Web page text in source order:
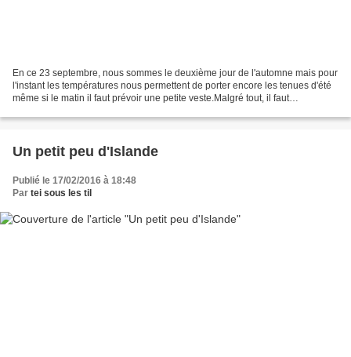
En ce 23 septembre, nous sommes le deuxième jour de l'automne mais pour
l'instant les températures nous permettent de porter encore les tenues d'été
même si le matin il faut prévoir une petite veste.Malgré tout, il faut
Un petit peu d'Islande
Publié le 17/02/2016 à 18:48
Par tei sous les til